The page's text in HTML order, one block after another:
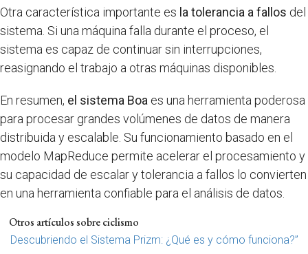
Otra característica importante es la tolerancia a fallos del
sistema. Si una máquina falla durante el proceso, el
sistema es capaz de continuar sin interrupciones,
reasignando el trabajo a otras máquinas disponibles.
En resumen, el sistema Boa es una herramienta poderosa
para procesar grandes volúmenes de datos de manera
distribuida y escalable. Su funcionamiento basado en el
modelo MapReduce permite acelerar el procesamiento y
su capacidad de escalar y tolerancia a fallos lo convierten
en una herramienta confiable para el análisis de datos.
Otros artículos sobre ciclismo
Descubriendo el Sistema Prizm: ¿Qué es y cómo funciona?”